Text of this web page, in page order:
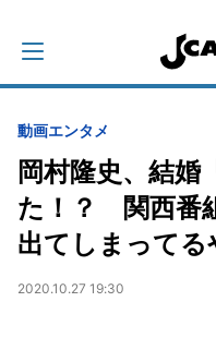
動画エンタメ
岡村隆史、結婚
た！？ 関西番
出てしまって
2020.10.27 19:30